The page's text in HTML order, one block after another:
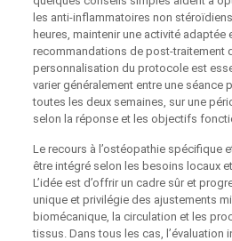
les anti-inflammatoires non
heures, maintenir une activité adaptée
recommandations de post-traitement
personnalisation du protocole est
varier généralement entre une séance
toutes les deux semaines, sur une
selon la réponse et les objectifs
Le recours à l’ostéopathie spécifique
être intégré selon les besoins locaux
L’idée est d’offrir un cadre sûr et
unique et privilégie des ajustements
biomécanique, la circulation et les
tissus. Dans tous les cas, l’évaluation